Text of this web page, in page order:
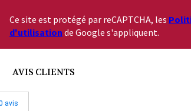
Ce site est protégé par reCAPTCHA, les
d'utilisation de Google s'appliquent.
AVIS CLIENTS
avis